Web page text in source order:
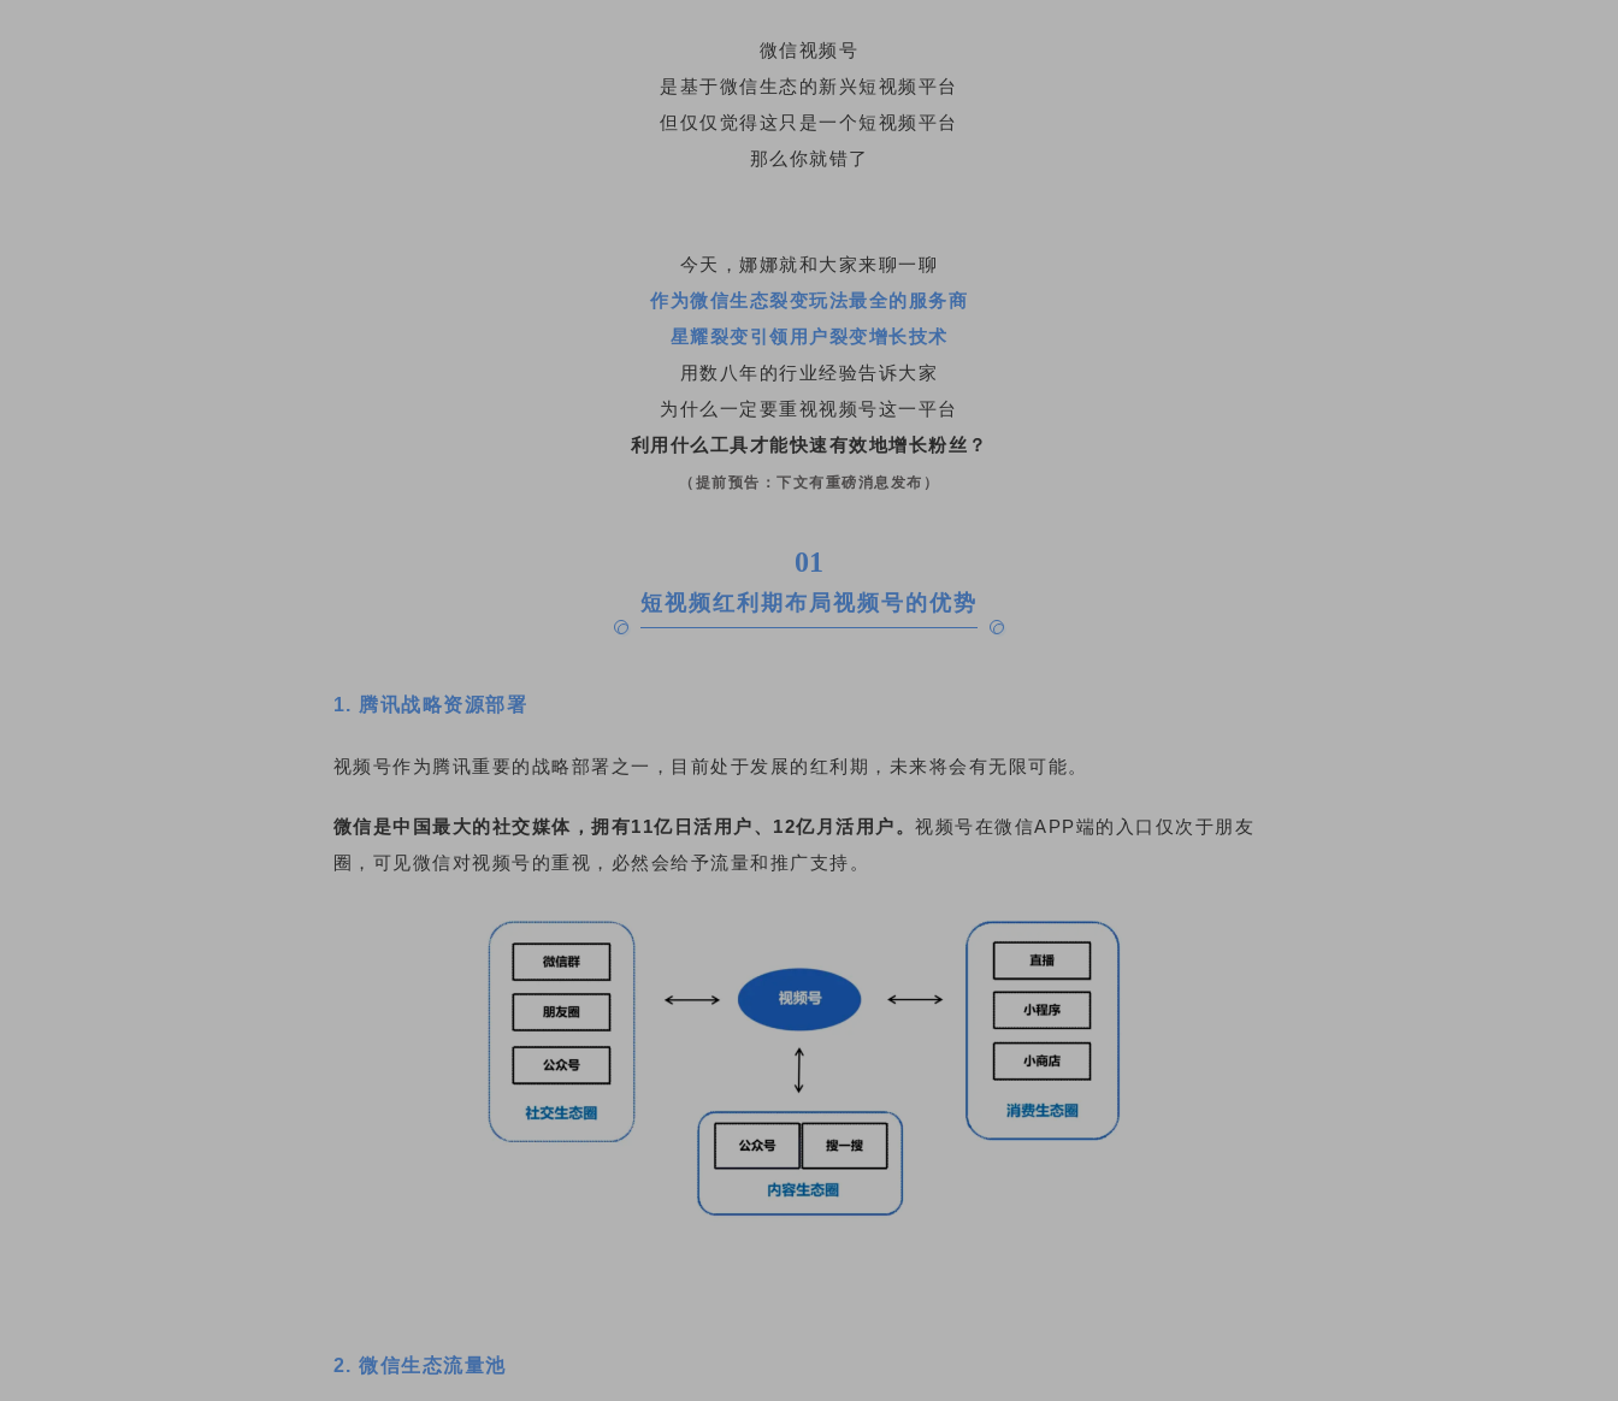
微信视频号
是基于微信生态的新兴短视频平台
但仅仅觉得这只是一个短视频平台
那么你就错了
今天，娜娜就和大家来聊一聊
作为微信生态裂变玩法最全的服务商
星耀裂变引领用户裂变增长技术
用数八年的行业经验告诉大家
为什么一定要重视视频号这一平台
利用什么工具才能快速有效地增长粉丝？
（提前预告：下文有重磅消息发布）
01
短视频红利期布局视频号的优势
1. 腾讯战略资源部署
视频号作为腾讯重要的战略部署之一，目前处于发展的红利期，未来将会有无限可能。
微信是中国最大的社交媒体，拥有11亿日活用户、12亿月活用户。视频号在微信APP端的入口仅次于朋友
圈，可见微信对视频号的重视，必然会给予流量和推广支持。
2. 微信生态流量池